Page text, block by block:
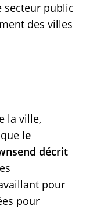
secteur public
des villes
la ville,
le
décrit
pour
pour